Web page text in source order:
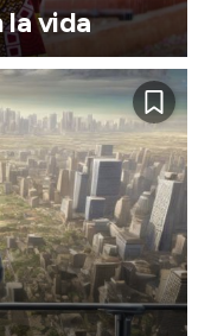
la vida